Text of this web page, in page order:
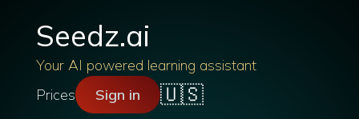
Seedz.ai
Your AI powered learning assistant
Prices
Sign in 🇺🇸